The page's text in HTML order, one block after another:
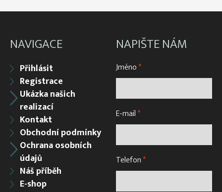
NAVIGACE
Přihlásit
Registrace
Ukázka našich
realizací
Kontakt
Obchodní podmínky
Ochrana osobních
údajů
Náš příběh
E-shop
NAPIŠTE NÁM
Jméno*
E-mail*
Telefon*